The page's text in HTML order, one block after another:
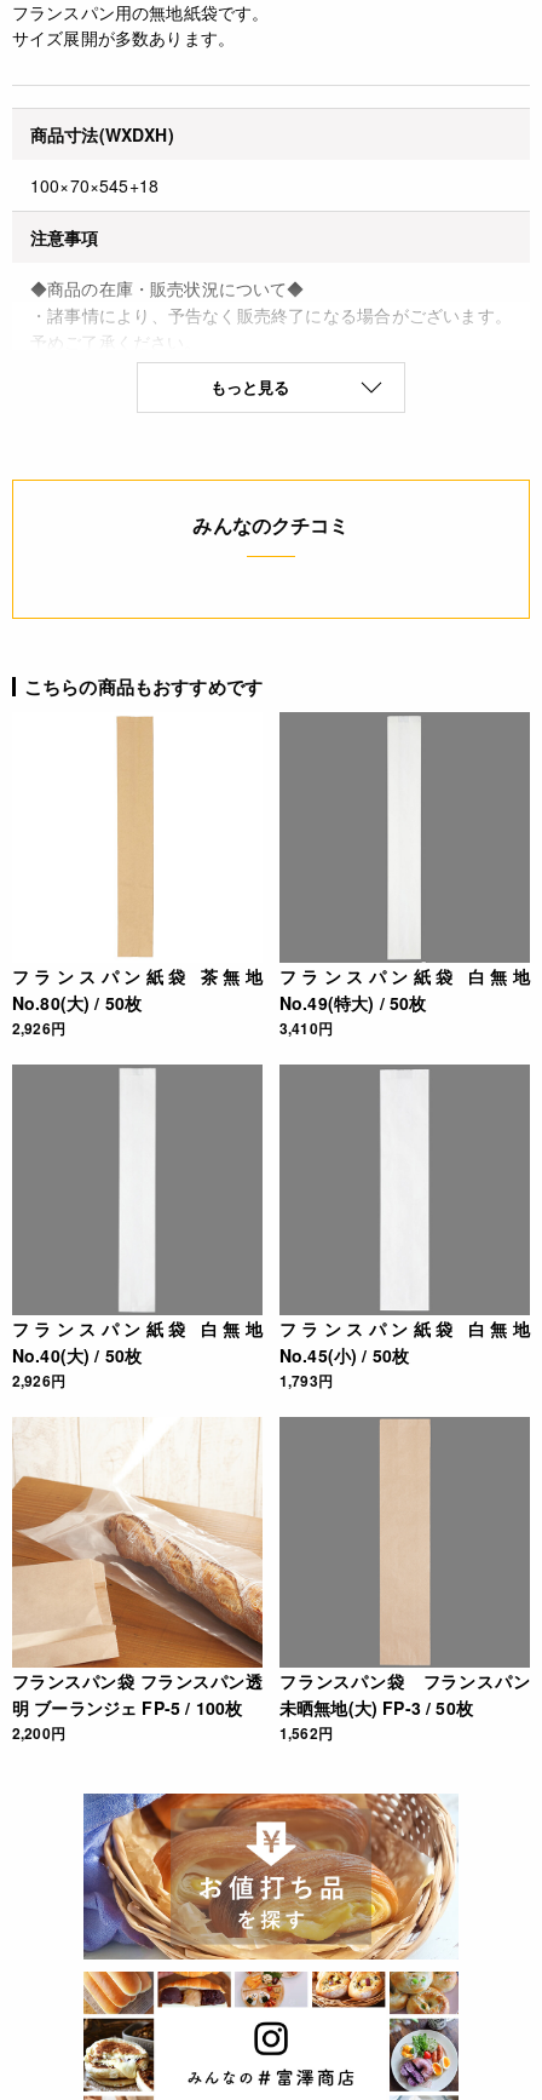
フランスパン用の無地紙袋です。
サイズ展開が多数あります。
商品寸法(WXDXH)
100×70×545+18
注意事項
◆商品の在庫・販売状況について◆
・諸事情により、予告なく販売終了になる場合がございます。
予めご了承ください。
・当サイトに掲載されている商品は、ご購入可能な状態にあっ
ても必ずしも在庫を保証するものではありません。予めご了承
詳細
もっと見る
みんなのクチコミ
こちらの商品もおすすめです
フランスパン紙袋 茶無地
No.80(大) / 50枚
2,926円
フランスパン紙袋 白無地
No.49(特大) / 50枚
3,410円
フランスパン紙袋 白無地
No.40(大) / 50枚
2,926円
フランスパン紙袋 白無地
No.45(小) / 50枚
1,793円
フランスパン袋 フランスパン透
明 ブーランジェ FP-5 / 100枚
2,200円
フランスパン袋 フランスパン
未晒無地(大) FP-3 / 50枚
1,562円